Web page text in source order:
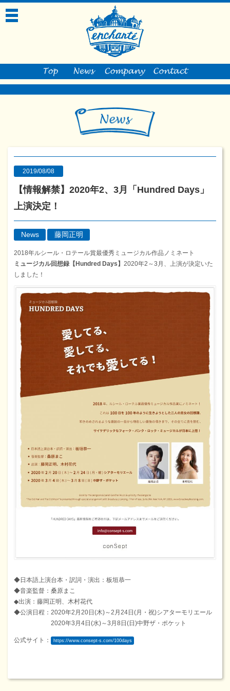
toggle
2019/08/08
【情報解禁】2020年2、3月「Hundred Days」
上演決定！
News 藤岡正明
2018年ルシール・ロテール賞最優秀ミュージカル作品ノミネート
ミュージカル回想録【Hundred Days】 2020年2～3月、上演が決定いた
しました！
◆日本語上演台本・訳詞・演出：板垣恭一
◆音楽監督：桑原まこ
◆出演：藤岡正明、木村花代
◆公演日程：2020年2月20日(木)～2月24日(月・祝)シアターモリエール
2020年3月4日(水)～3月8日(日)中野ザ・ポケット
公式サイト： https://www.consept-s.com/100days